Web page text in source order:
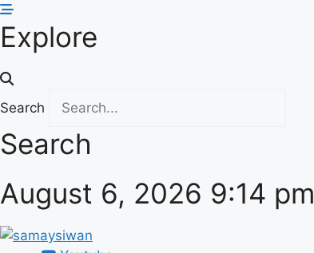
Skip
to
content
Explore
Search
Search
August 6, 2026 9:14 pm